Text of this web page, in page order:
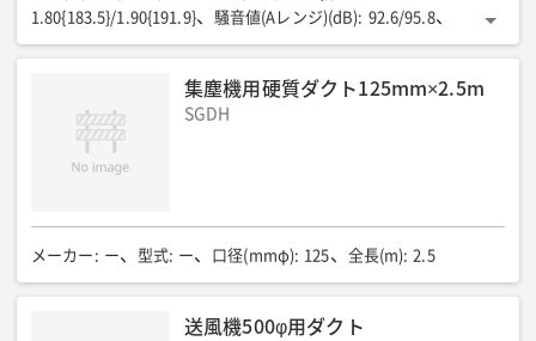
1.80{183.5}/1.90{191.9}
騒音値(Aレンジ)(dB): 92.6/95.8
全長(mm): 506 全幅(mm): 542 全高(mm): 750 質量(kg):
集塵機用硬質ダクト125mm×2.5m
SGDH
メーカー : ー 型式: ー 口径(mmφ): 125 全長(m): 2.5
送風機500φ用ダクト